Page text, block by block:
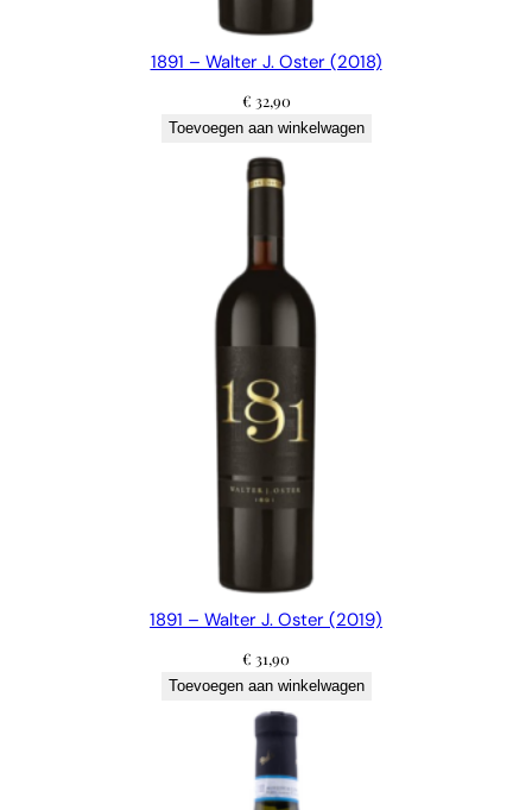
1891 – Walter J. Oster (2018)
€ 32,90
Toevoegen aan winkelwagen
1891 – Walter J. Oster (2019)
€ 31,90
Toevoegen aan winkelwagen